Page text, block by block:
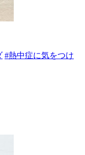
#熱中症に気をつけ